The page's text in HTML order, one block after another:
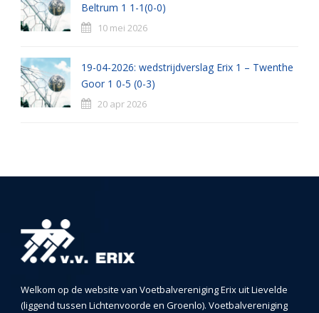
Beltrum 1 1-1(0-0)
10 mei 2026
19-04-2026: wedstrijdverslag Erix 1 – Twenthe
Goor 1 0-5 (0-3)
20 apr 2026
Welkom op de website van Voetbalvereniging Erix uit Lievelde
(liggend tussen Lichtenvoorde en Groenlo). Voetbalvereniging